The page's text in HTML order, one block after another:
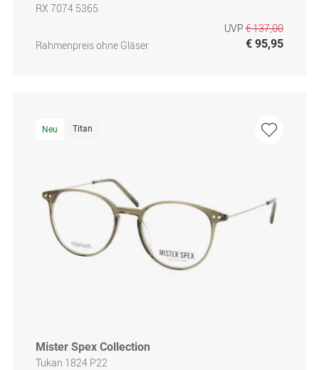
RX 7074 5365
Rahmenpreis ohne Gläser
UVP € 137,00
€ 95,95
Neu Titan
Mister Spex Collection
Tukan 1824 P22